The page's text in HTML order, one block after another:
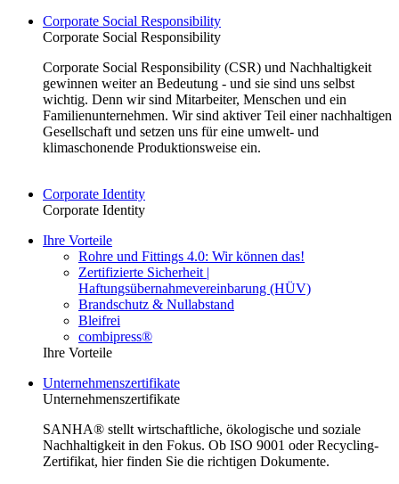
Corporate Social Responsibility
Corporate Social Responsibility
Corporate Social Responsibility (CSR) und Nachhaltigkeit
gewinnen weiter an Bedeutung - und sie sind uns selbst
wichtig. Denn wir sind Mitarbeiter, Menschen und ein
Familienunternehmen. Wir sind aktiver Teil einer nachhaltigen
Gesellschaft und setzen uns für eine umwelt- und
klimaschonende Produktionsweise ein.
Corporate Identity
Corporate Identity
Ihre Vorteile
Rohre und Fittings 4.0: Wir können das!
Zertifizierte Sicherheit |
Haftungsübernahmevereinbarung (HÜV)
Brandschutz & Nullabstand
Bleifrei
combipress®
Ihre Vorteile
Unternehmenszertifikate
Unternehmenszertifikate
SANHA® stellt wirtschaftliche, ökologische und soziale
Nachhaltigkeit in den Fokus. Ob ISO 9001 oder Recycling-
Zertifikat, hier finden Sie die richtigen Dokumente.